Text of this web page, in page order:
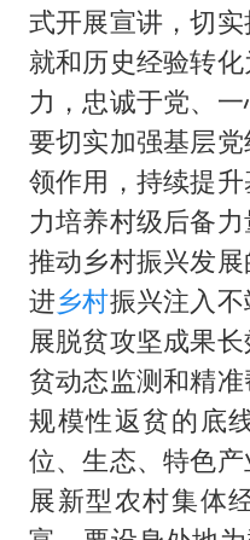
式开展宣讲，切
就和历史经验转
力，忠诚于党、一
要切实加强基层
领作用，持续提
力培养村级后备
推动乡村振兴发
进乡村振兴注入
展脱贫攻坚成果
贫动态监测和精
规模性返贫的底
位、生态、特色
展新型农村集体